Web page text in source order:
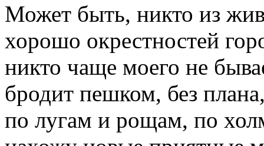
Может быть, никто из
хорошо окрестностей
никто чаще моего не
бродит пешком, без
по лугам и рощам, по